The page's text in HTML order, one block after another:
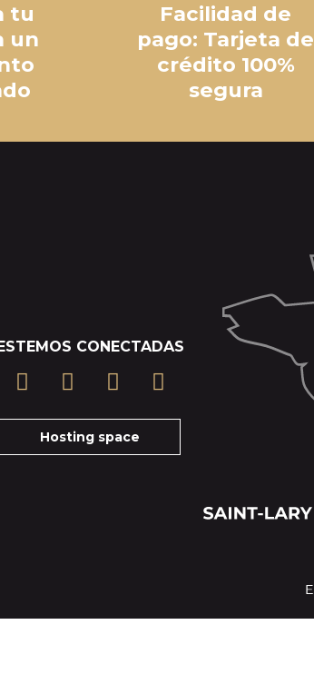
tu
un
Facilidad de
pago: Tarjeta de
crédito 100%
segura
CONECTADAS
Hosting space